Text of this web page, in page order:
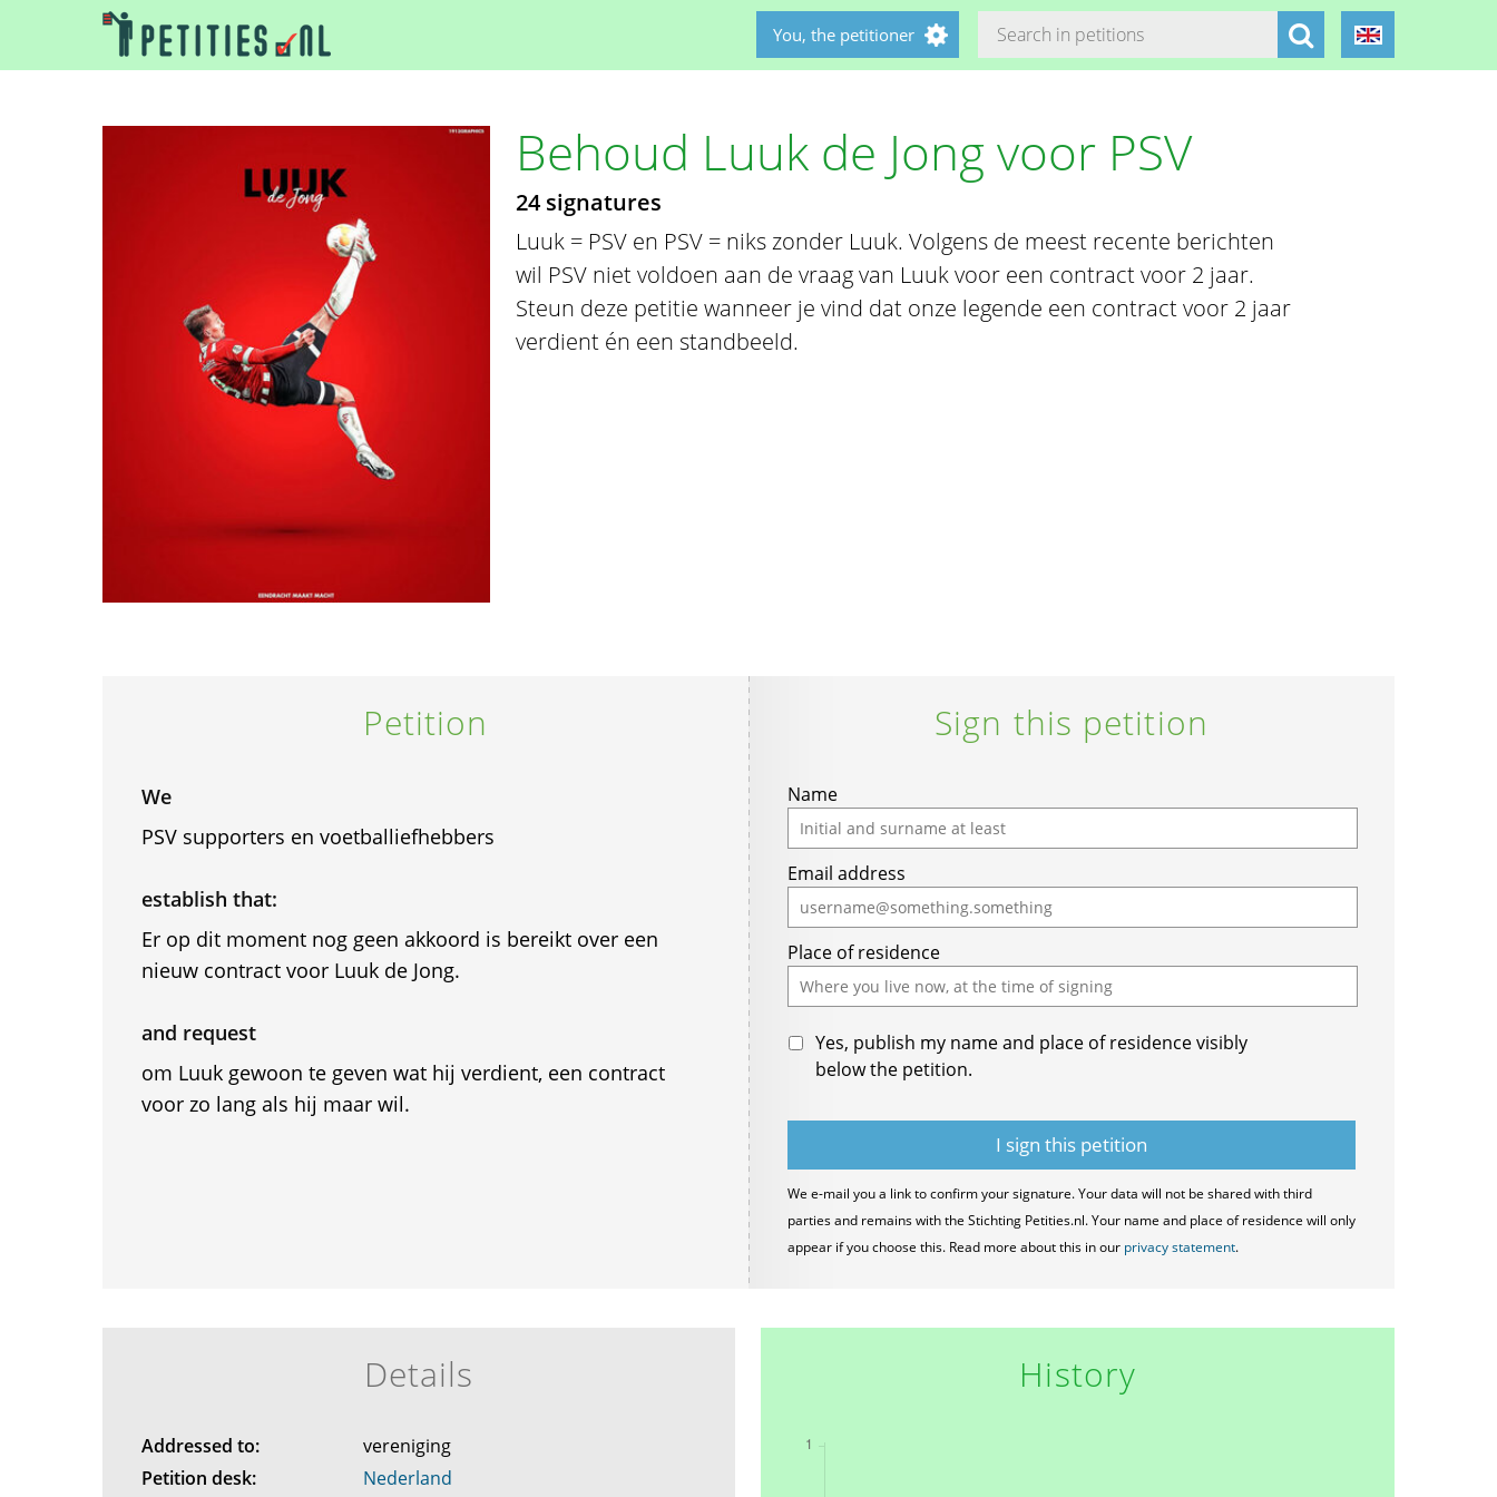
You, the petitioner
Behoud Luuk de Jong voor PSV
24 signatures
Luuk = PSV en PSV = niks zonder Luuk. Volgens de meest recente berichten
wil PSV niet voldoen aan de vraag van Luuk voor een contract voor 2 jaar.
Steun deze petitie wanneer je vind dat onze legende een contract voor 2 jaar
verdient én een standbeeld.
Petition
We
PSV supporters en voetballiefhebbers
establish that:
Er op dit moment nog geen akkoord is bereikt over een
nieuw contract voor Luuk de Jong.
and request
om Luuk gewoon te geven wat hij verdient, een contract
voor zo lang als hij maar wil.
Sign this petition
Name
Email address
Place of residence
Yes, publish my name and place of residence visibly
below the petition.
We e-mail you a link to confirm your signature. Your data will not be shared with third
parties and remains with the Stichting Petities.nl. Your name and place of residence will only
appear if you choose this. Read more about this in our privacy statement.
Details
Addressed to:
vereniging
Petition desk:
Nederland
History